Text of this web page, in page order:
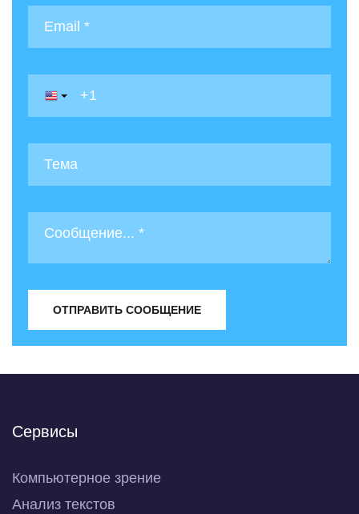
ОТПРАВИТЬ СООБЩЕНИЕ
Сервисы
Компьютерное зрение
Анализ текстов